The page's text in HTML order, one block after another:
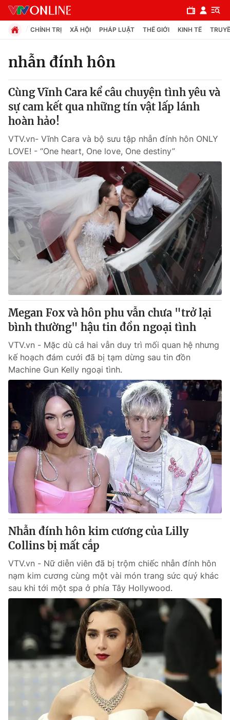
Chuyên mục
Chính trị
Pháp luật
Y tế
Thế giới
Tin tức
Thế giới đó đây
Câu chuyện quốc tế
Kinh tế
Thị trường
Góc doanh nghiệp
Dữ liệu và đời sống
Truyền hình
Phim VTV
Hậu trường
Nhân vật
Khán giả
Giải sao mai
Giải trí
Điện ảnh
Âm nhạc
Sao
Đời sống
Làm đẹp
Chất lượng cuộc sống
Giáo dục
Tuyển sinh
Học trực tuyến
Công nghệ
Hitech Công nghệ tương lai
Sản phẩm
Thị trường
Tư vấn
Giao lưu trực tuyến
Lịch phát sóng
Chuyên mục khác
Emagazine
Photo Infographic
Shorts video
VTV Money VTV Thể thao
VTV Sức khoẻ Bất động sản
Thị trường 24h Tấm lòng Việt
CHÍNH TRỊ XÃ HỘI PHÁP LUẬT THẾ GIỚI KINH TẾ
nhẫn đính hôn
Cùng Vĩnh Cara kể câu chuyện tình yêu và
sự cam kết qua những tín vật lấp lánh
hoàn hảo!
VTV.vn- Vĩnh Cara và bộ sưu tập nhẫn đính hôn ONLY
LOVE! - “One heart, One love, One destiny”
Megan Fox và hôn phu vẫn chưa "trở lại
bình thường" hậu tin đồn ngoại tình
VTV.vn - Mặc dù cả hai vẫn duy trì mối quan hệ nhưng
kế hoạch đám cưới đã bị tạm dừng sau tin đồn
Machine Gun Kelly ngoại tình.
Nhẫn đính hôn kim cương của Lilly
Collins bị mất cắp
VTV.vn - Nữ diễn viên đã bị trộm chiếc nhẫn đính hôn
nạm kim cương cùng một vài món trang sức quý khác
sau khi tới một spa ở phía Tây Hollywood.